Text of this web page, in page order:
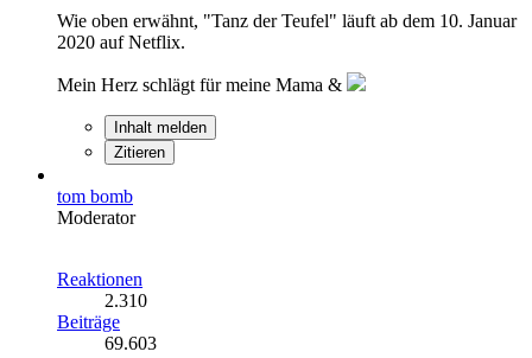
Wie oben erwähnt, "Tanz der Teufel" läuft ab dem 10. Januar
2020 auf Netflix.
Mein Herz schlägt für meine Mama &
Inhalt melden
Zitieren
tom bomb
Moderator
Reaktionen
2.310
Beiträge
69.603